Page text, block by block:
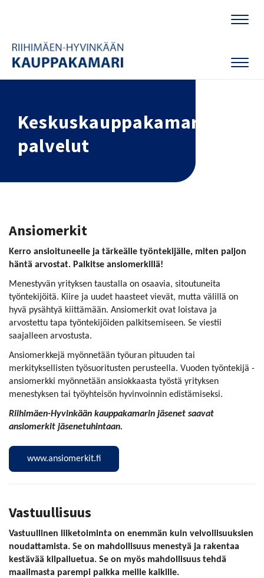
Keskuskauppakamarin
palvelut
Ansiomerkit
Kerro ansioituneelle ja tärkeälle työntekijälle, miten paljon
häntä arvostat. Palkitse ansiomerkillä!
Menestyvän yrityksen taustalla on osaavia, sitoutuneita
työntekijöitä. Kiire ja uudet haasteet vievät, mutta välillä on
hyvä pysähtyä kiittämään. Ansiomerkit ovat loistava ja
arvostettu tapa työntekijöiden palkitsemiseen. Se viestii
saajalleen arvostusta.
Ansiomerkkejä myönnetään työuran pituuden tai
merkityksellisten työsuoritusten perusteella. Vuoden työntekijä -
ansiomerkki myönnetään ansiokkaasta työstä yrityksen
menestyksen tai työyhteisön hyvinvoinnin edistämiseksi.
Riihimäen-Hyvinkään kauppakamarin jäsenet saavat
ansiomerkit jäsenetuhintaan.
www.ansiomerkit.fi
Vastuullisuus
Vastuullinen liiketoiminta on enemmän kuin velvollisuuksien
noudattamista. Se on mahdollisuus menestyä ja rakentaa
kestävää kilpailuetua. Se on myös mahdollisuus tehdä
maailmasta parempi paikka meille kaikille.